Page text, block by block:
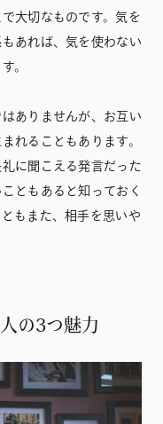
大切なものです。気を
あれば、気を使わない
。
ありませんが、お互い
れることもあります。
に聞こえる発言だった
ともあると知っておく
もまた、相手を思いや
の3つ魅力